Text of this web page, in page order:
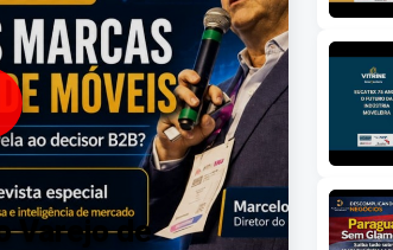
Varejo de